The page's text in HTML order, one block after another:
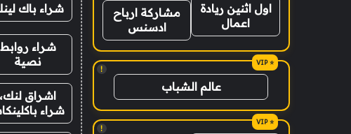
اول اثنين ريادة
اعمال
مشاركة ارباح
ادسنس
!
عالم الشباب
!
شراء باك
شراء روابط
نصية
اشراق لنك،
شراء